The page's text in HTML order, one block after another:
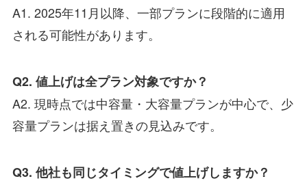
A1. 2025年11月以降、一部プランに段階的に適用
される可能性があります。
Q2. 値上げは全プラン対象ですか？
A2. 現時点では中容量・大容量プランが中心で、少
容量プランは据え置きの見込みです。
Q3. 他社も同じタイミングで値上げしますか？